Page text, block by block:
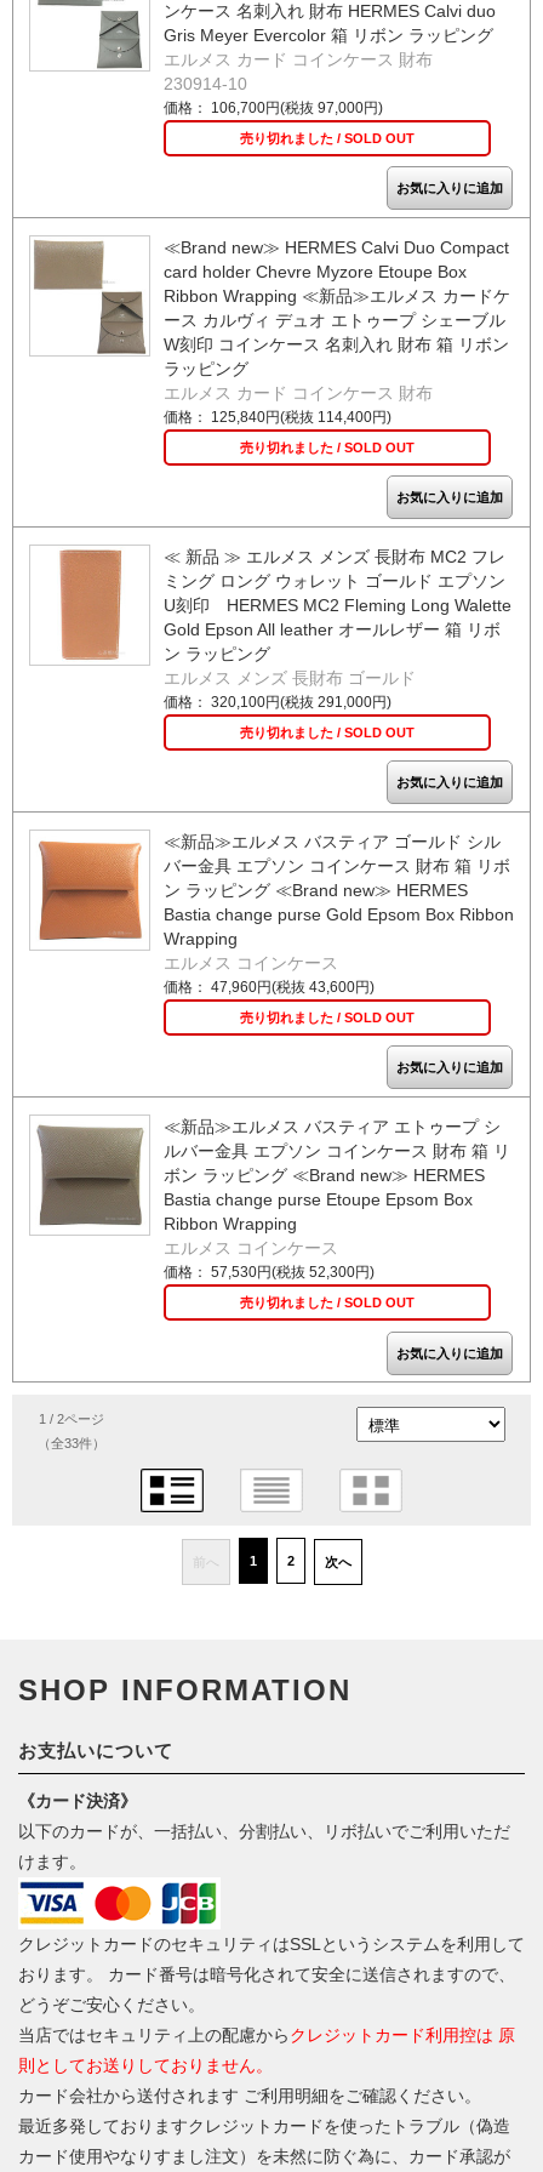
ンケース 名刺入れ 財布 HERMES Calvi duo
Gris Meyer Evercolor 箱 リボン ラッピング
エルメス カード コインケース 財布
230914-10
価格： 106,700円(税抜 97,000円)
売り切れました / SOLD OUT
≪Brand new≫ HERMES Calvi Duo Compact
card holder Chevre Myzore Etoupe Box
Ribbon Wrapping ≪新品≫エルメス カードケ
ース カルヴィ デュオ エトゥープ シェーブル
W刻印 コインケース 名刺入れ 財布 箱 リボン
ラッピング
エルメス カード コインケース 財布
価格： 125,840円(税抜 114,400円)
売り切れました / SOLD OUT
≪ 新品 ≫ エルメス メンズ 長財布 MC2 フレ
ミング ロング ウォレット ゴールド エプソン
U刻印 HERMES MC2 Fleming Long Walette
Gold Epson All leather オールレザー 箱 リボ
ン ラッピング
エルメス メンズ 長財布 ゴールド
価格： 320,100円(税抜 291,000円)
売り切れました / SOLD OUT
≪新品≫エルメス バスティア ゴールド シル
バー金具 エプソン コインケース 財布 箱 リボ
ン ラッピング ≪Brand new≫ HERMES
Bastia change purse Gold Epsom Box Ribbon
Wrapping
エルメス コインケース
価格： 47,960円(税抜 43,600円)
売り切れました / SOLD OUT
≪新品≫エルメス バスティア エトゥープ シ
ルバー金具 エプソン コインケース 財布 箱 リ
ボン ラッピング ≪Brand new≫ HERMES
Bastia change purse Etoupe Epsom Box
Ribbon Wrapping
エルメス コインケース
価格： 57,530円(税抜 52,300円)
売り切れました / SOLD OUT
1 / 2ページ
（全33件）
前へ 1 2 次へ
SHOP INFORMATION
お支払いについて
《カード決済》
以下のカードが、一括払い、分割払い、リボ払いでご利用いただ
けます。
クレジットカードのセキュリティはSSLというシステムを利用して
おります。 カード番号は暗号化されて安全に送信されますので、
どうぞご安心ください。
当店ではセキュリティ上の配慮からクレジットカード利用控は 原
則としてお送りしておりません。
カード会社から送付されます ご利用明細をご確認ください。
最近多発しておりますクレジットカードを使ったトラブル（偽造
カード使用やなりすまし注文）を未然に防ぐ為に、カード承認が